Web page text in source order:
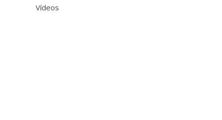
Vídeos